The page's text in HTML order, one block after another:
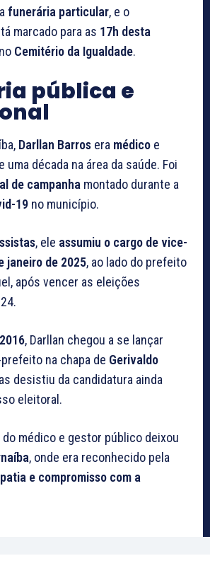
funerária particular, e o
marcado para as 17h desta
Cemitério da Igualdade.
pública e
Darllan Barros era médico e
uma década na área da saúde. Foi
de campanha montado durante a
19 no município.
, ele assumiu o cargo de vice-
janeiro de 2025, ao lado do prefeito
após vencer as eleições
2016, Darllan chegou a se lançar
na chapa de Gerivaldo
desistiu da candidatura ainda
eleitoral.
médico e gestor público deixou
, onde era reconhecido pela
e compromisso com a